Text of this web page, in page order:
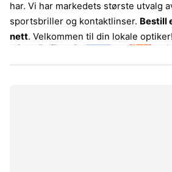
har. Vi har markedets største utvalg
sportsbriller og kontaktlinser. Bestill
nett. Velkommen til din lokale optiker!